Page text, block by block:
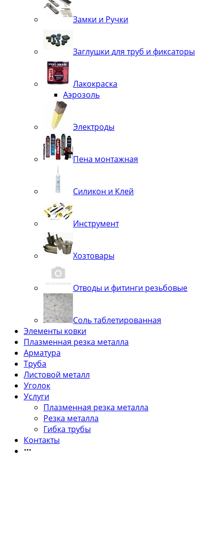
Замки и Ручки
Заглушки для труб и фиксаторы
Лакокраска
Аэрозоль
Электроды
Пена монтажная
Силикон и Клей
Инструмент
Хозтовары
Отводы и фитинги резьбовые
Соль таблетированная
Элементы ковки
Плазменная резка металла
Арматура
Труба
Листовой металл
Уголок
Услуги
Плазменная резка металла
Резка металла
Гибка трубы
Контакты